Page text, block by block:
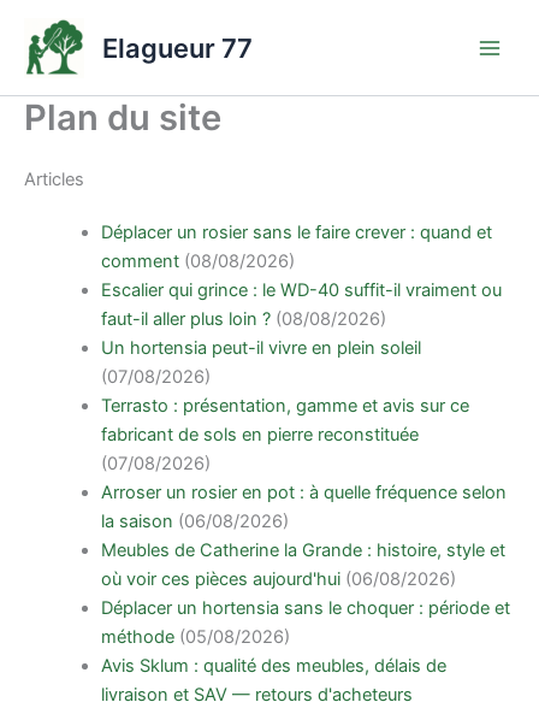
contenu
Elagueur 77
Plan du site
Articles
Déplacer un rosier sans le faire crever : quand et
comment (08/08/2026)
Escalier qui grince : le WD-40 suffit-il vraiment ou
faut-il aller plus loin ? (08/08/2026)
Un hortensia peut-il vivre en plein soleil
(07/08/2026)
Terrasto : présentation, gamme et avis sur ce
fabricant de sols en pierre reconstituée
(07/08/2026)
Arroser un rosier en pot : à quelle fréquence selon
la saison (06/08/2026)
Meubles de Catherine la Grande : histoire, style et
où voir ces pièces aujourd'hui (06/08/2026)
Déplacer un hortensia sans le choquer : période et
méthode (05/08/2026)
Avis Sklum : qualité des meubles, délais de
livraison et SAV — retours d'acheteurs